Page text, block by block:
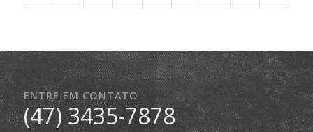
ENTRE EM CONTATO
(47) 3435-7878